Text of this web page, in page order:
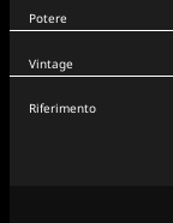
Potere
Vintage
Riferimento